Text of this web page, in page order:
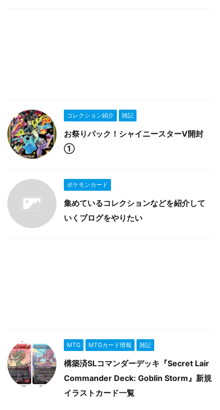
コレクション紹介 雑記
お祭りパック！シャイニースターV開封
①
ポケモンカード
集めているコレクションなどを紹介して
いくブログをやりたい
MTG MTGカード情報 雑記
構築済SLコマンダーデッキ『Secret Lair
Commander Deck: Goblin Storm』新規
イラストカード一覧